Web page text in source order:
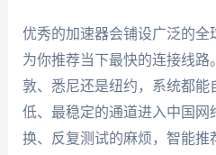
优秀的加速器会铺设广泛的全
为你推荐当下最快的连接线路
敦、悉尼还是纽约，系统都能
低、最稳定的通道进入中国网
换、反复测试的麻烦，智能推